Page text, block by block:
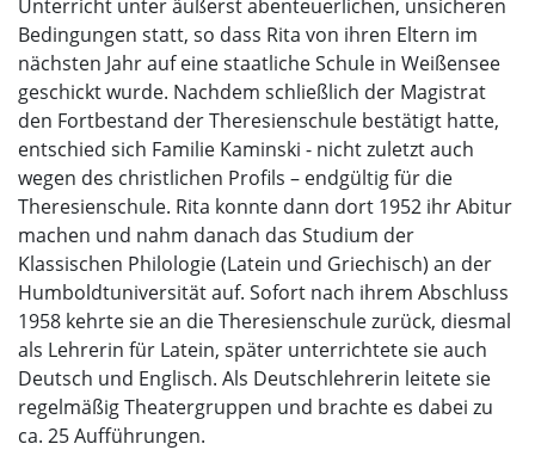
Unterricht unter äußerst abenteuerlichen, unsicheren
Bedingungen statt, so dass Rita von ihren Eltern im
nächsten Jahr auf eine staatliche Schule in Weißensee
geschickt wurde. Nachdem schließlich der Magistrat
den Fortbestand der Theresienschule bestätigt hatte,
entschied sich Familie Kaminski - nicht zuletzt auch
wegen des christlichen Profils – endgültig für die
Theresienschule. Rita konnte dann dort 1952 ihr Abitur
machen und nahm danach das Studium der
Klassischen Philologie (Latein und Griechisch) an der
Humboldtuniversität auf. Sofort nach ihrem Abschluss
1958 kehrte sie an die Theresienschule zurück, diesmal
als Lehrerin für Latein, später unterrichtete sie auch
Deutsch und Englisch. Als Deutschlehrerin leitete sie
regelmäßig Theatergruppen und brachte es dabei zu
ca. 25 Aufführungen.